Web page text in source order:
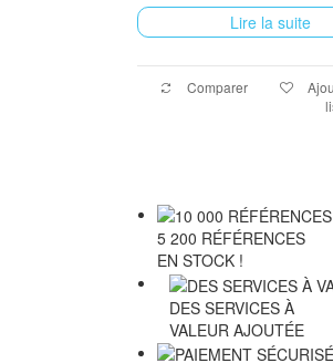
Lire la suite
Comparer
5 200 RÉFÉRENCES
EN STOCK !
DES SERVICES À
VALEUR AJOUTÉE